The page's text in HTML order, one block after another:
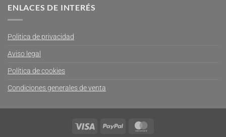
ENLACES DE INTERÉS
Politica de privacidad
Aviso legal
Política de cookies
Condiciones generales de venta